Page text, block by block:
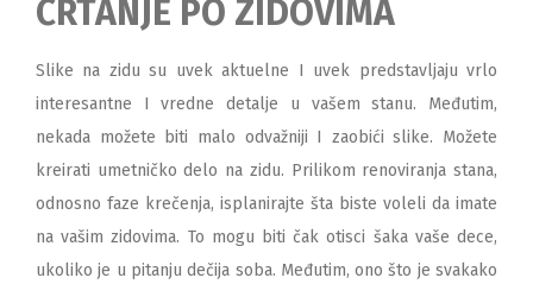
CRTANJE PO ZIDOVIMA
Slike na zidu su uvek aktuelne I uvek predstavljaju vrlo
interesantne I vredne detalje u vašem stanu. Međutim,
nekada možete biti malo odvažniji I zaobići slike. Možete
kreirati umetničko delo na zidu. Prilikom renoviranja stana,
odnosno faze krečenja, isplanirajte šta biste voleli da imate
na vašim zidovima. To mogu biti čak otisci šaka vaše dece,
ukoliko je u pitanju dečija soba. Međutim, ono što je svakako